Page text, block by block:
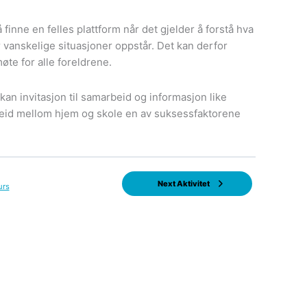
en felles plattform når det gjelder å forstå hva
situasjoner oppstår. Det kan derfor
for alle foreldrene.
invitasjon til samarbeid og informasjon like
mellom hjem og skole en av suksessfaktorene
Next Aktivitet